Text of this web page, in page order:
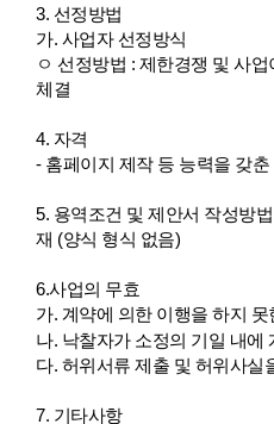
3. 선정방법
가. 사업자 선정방식
ㅇ 선정방법 : 제한경쟁 및 사
체결
4. 자격
- 홈페이지 제작 등 능력을 갖춘
5. 용역조건 및 제안서 작성방
재 (양식 형식 없음)
6.사업의 무효
가. 계약에 의한 이행을 하지 못
나. 낙찰자가 소정의 기일 내에
다. 허위서류 제출 및 허위사실
7. 기타사항